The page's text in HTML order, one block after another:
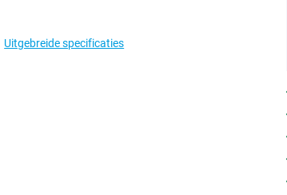
Uitgebreide specificaties